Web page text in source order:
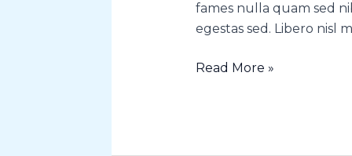
fames nulla quam sed
egestas sed. Libero nisl
Read More »